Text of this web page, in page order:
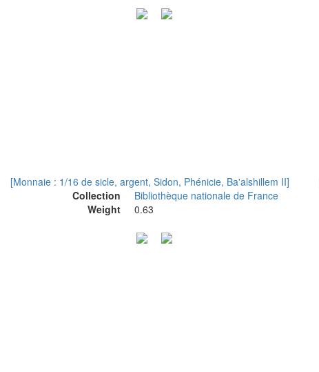
[Monnaie : 1/16 de sicle, argent, Sidon, Phénicie, Ba'alshillem II]
Collection
Bibliothèque nationale de France
Weight
0.63